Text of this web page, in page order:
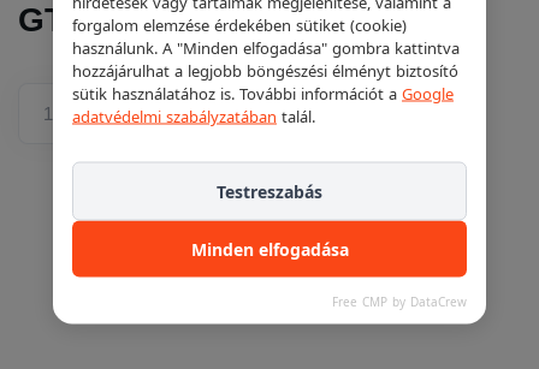
GTE/BTE emelőkhöz
Ajánlatkéréshez adom
forgalom elemzése érdekében sütiket (cookie)
használunk. A "Minden elfogadása" gombra kattintva
hozzájárulhat a legjobb böngészési élményt biztosító
sütik használatához is. További információt a Google
adatvédelmi szabályzatában talál.
Minden elfogadása
Testreszabás
Free CMP by DataCrew